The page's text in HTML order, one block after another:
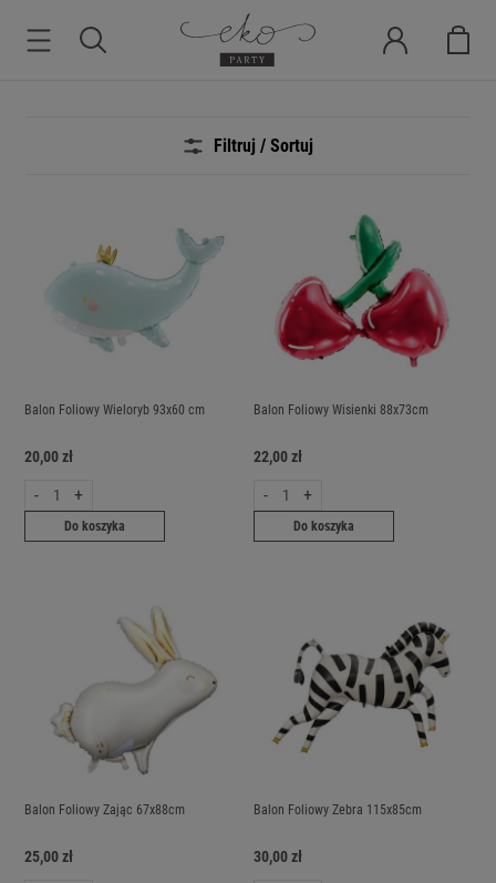
Filtruj / Sortuj
Balon Foliowy Wieloryb 93x60 cm
20,00 zł
- +
Do koszyka
Balon Foliowy Wisienki 88x73cm
22,00 zł
- +
Do koszyka
Balon Foliowy Zając 67x88cm
25,00 zł
Balon Foliowy Zebra 115x85cm
30,00 zł